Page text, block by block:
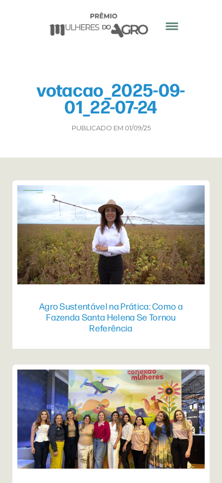
votacao_2025-09-
01_22-07-24
PUBLICADO EM 01/09/25
Agro Sustentável na Prática: Como a
Fazenda Santa Helena Se Tornou
Referência